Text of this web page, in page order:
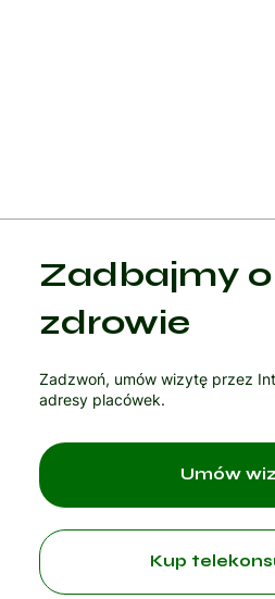
Zadbajmy
zdrowie
Zadzwoń, umów wizytę przez
adresy placówek.
Kup
Umów